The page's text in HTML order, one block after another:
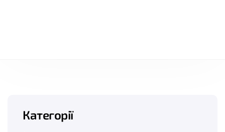
Категорії